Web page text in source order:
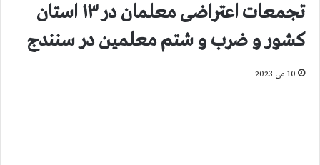
تجمعات اعتراضی معلمان در ۱۳ استان
کشور و ضرب و شتم معلمین در سنندج
10 می 2023